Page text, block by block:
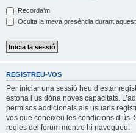
Recorda’m
Oculta la meva presència durant
REGISTREU-VOS
Per iniciar una sessió heu d’estar
estona i us dóna noves capacitats.
permisos addicionals als usuaris
vos que coneixeu les condicions
regles del fòrum mentre hi navegueu.